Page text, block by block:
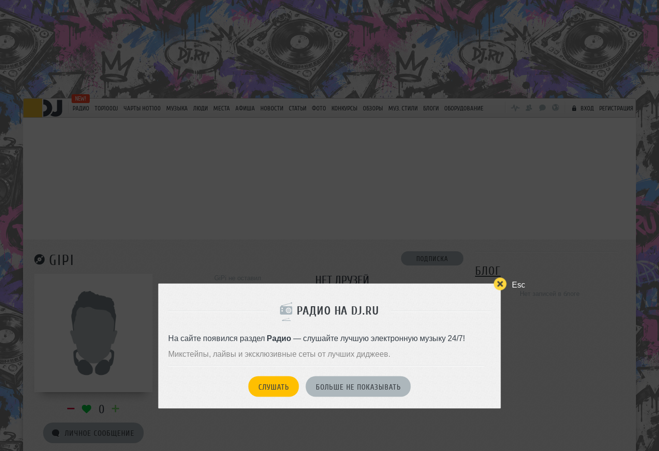
Esc
РАДИО НА DJ.RU
На сайте появился раздел Радио— слушайте лучшую электронную музыку 24/7!
Микстейпы, лайвы и эксклюзивные сеты от лучших диджеев.
СЛУШАТЬ БОЛЬШЕ НЕ ПОКАЗЫВАТЬ
РАДИО TOP100DJ ЧАРТЫ HOT100 МУЗЫКА ЛЮДИ МЕСТА АФИША НОВОСТИ СТАТЬИ ФОТО КОНКУРСЫ ОБЗОРЫ МУЗ. СТИЛИ БЛОГИ ОБОРУДОВАНИЕ ВХОД РЕГИСТРАЦИЯ
GIPI ПОДПИСКА
0
ЛИЧНОЕ СООБЩЕНИЕ
НЕТ ДРУЗЕЙ
БЛОГ